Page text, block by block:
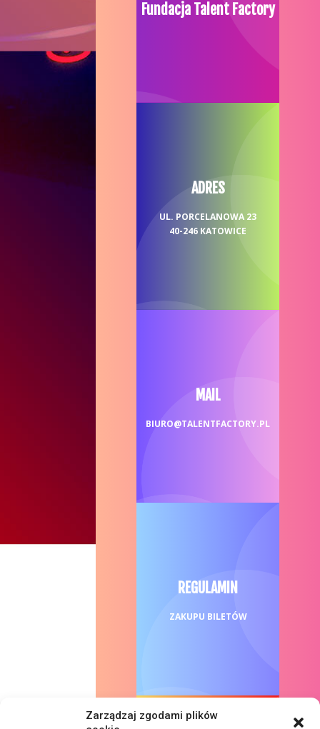
Zarządzaj zgodami plików
Fundacja Talent Factory
ADRES
UL. PORCELANOWA 23
40-246 KATOWICE
MAIL
BIURO@TALENTFACTORY.PL
REGULAMIN
ZAKUPU BILETÓW